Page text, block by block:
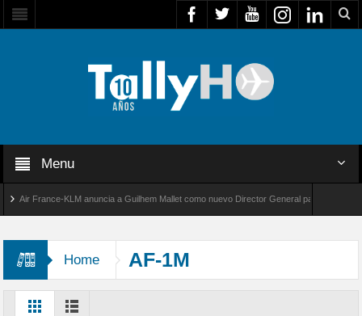
Menu
France-KLM anuncia a Guilhem Mallet como nuevo Director General para América Latina
Home AF-1M